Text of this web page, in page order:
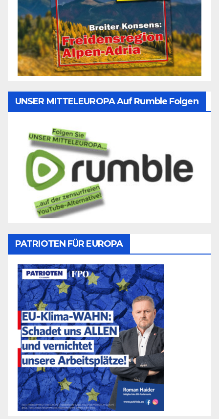
UNSER MITTELEUROPA Auf Rumble Folgen
PATRIOTEN FÜR EUROPA